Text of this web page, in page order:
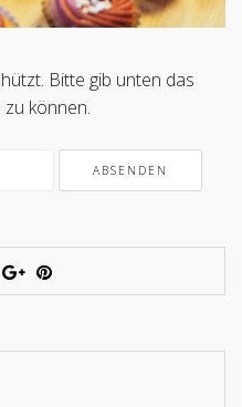
Bitte gib unten das
können.